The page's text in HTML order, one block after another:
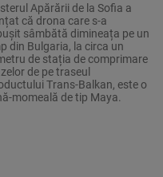
Apărării de la Sofia a
că drona care s-a
sâmbătă dimineața pe un
din Bulgaria, la circa un
de stația de comprimare
de pe traseul
Trans-Balkan, este o
momeală de tip Maya.